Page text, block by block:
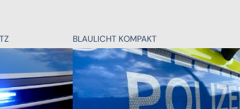
BLAULICHT KOMPAKT